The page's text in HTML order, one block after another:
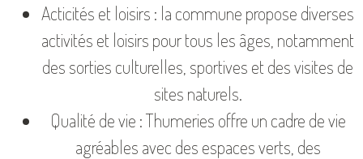
Acticités et loisirs : la commune propose diverses
activités et loisirs pour tous les âges, notamment
des sorties culturelles, sportives et des visites de
sites naturels.
Qualité de vie : Thumeries offre un cadre de vie
agréables avec des espaces verts, des